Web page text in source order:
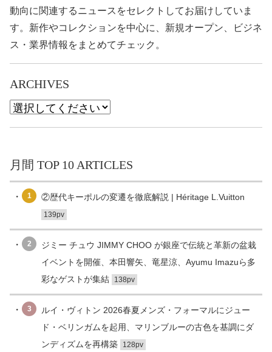
動向に関連するニュースをセレクトしてお届けしていま
す。新作やコレクションを中心に、新規オープン、ビジネ
ス・業界情報をまとめてチェック。
ARCHIVES
月間 TOP 10 ARTICLES
1 ②歴代キーポルの変遷を徹底解説 | Héritage L.Vuitton
139pv
2
ジミー チュウ JIMMY CHOO が銀座で伝統と革新の盆栽
イベントを開催、本田響矢、竜星涼、Ayumu Imazuら多
彩なゲストが集結
138pv
3
ルイ・ヴィトン 2026春夏メンズ・フォーマルにジュー
ド・ベリンガムを起用、マリンブルーの古色を基調にダ
ンディズムを再構築
128pv